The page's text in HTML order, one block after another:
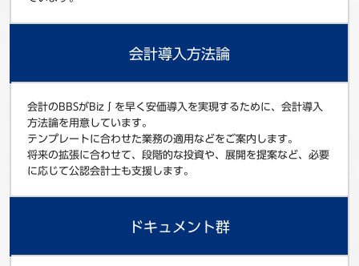
会計導入方法論
会計のBBSがBiz∫を早く安価導入を実現するために、会計導入
方法論を用意しています。
テンプレートに合わせた業務の適用などをご案内します。
将来の拡張に合わせて、段階的な投資や、展開を提案など、必要
に応じて公認会計士も支援します。
ドキュメント群